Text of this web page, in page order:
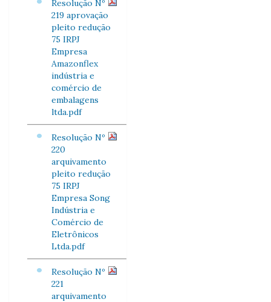
Resolução Nº
219 aprovação
pleito redução
75 IRPJ
Empresa
Amazonflex
indústria e
comércio de
embalagens
ltda.pdf
Resolução Nº
220
arquivamento
pleito redução
75 IRPJ
Empresa Song
Indústria e
Comércio de
Eletrônicos
Ltda.pdf
Resolução Nº
221
arquivamento